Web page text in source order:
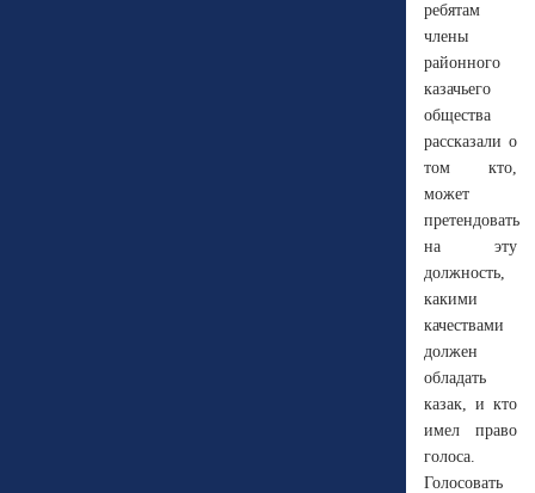
ребятам
члены
районного
казачьего
общества
рассказали о
том кто,
может
претендовать
на эту
должность,
какими
качествами
должен
обладать
казак, и кто
имел право
голоса.
Голосовать